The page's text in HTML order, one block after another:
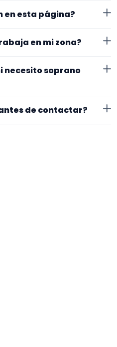
en esta página?
está filtrada por
en mi zona?
fechas concretas, lo
necesito soprano
revisa especialidad
de contactar?